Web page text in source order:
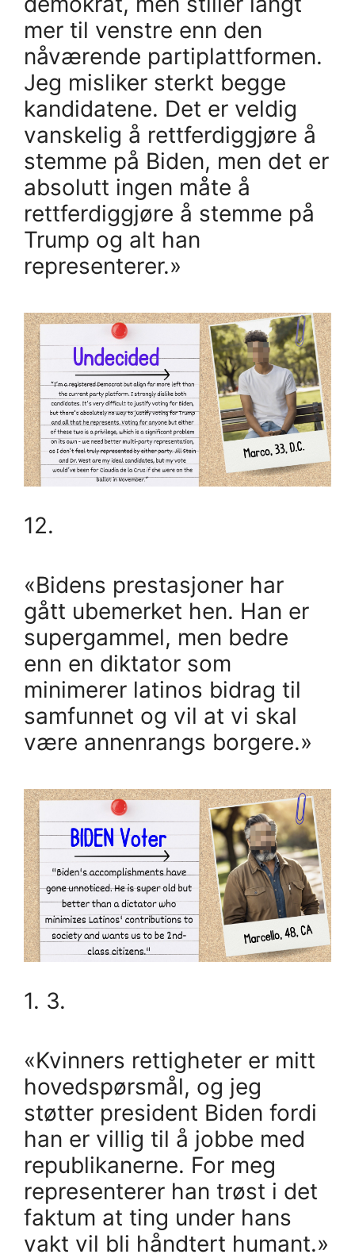
mer til venstre enn den
nåværende partiplattformen.
Jeg misliker sterkt begge
kandidatene. Det er veldig
vanskelig å rettferdiggjøre å
stemme på Biden, men det er
absolutt ingen måte å
rettferdiggjøre å stemme på
Trump og alt han
representerer.»
12.
«Bidens prestasjoner har
gått ubemerket hen. Han er
supergammel, men bedre
enn en diktator som
minimerer latinos bidrag til
samfunnet og vil at vi skal
være annenrangs borgere.»
1. 3.
«Kvinners rettigheter er mitt
hovedspørsmål, og jeg
støtter president Biden fordi
han er villig til å jobbe med
republikanerne. For meg
representerer han trøst i det
faktum at ting under hans
vakt vil bli håndtert humant.»